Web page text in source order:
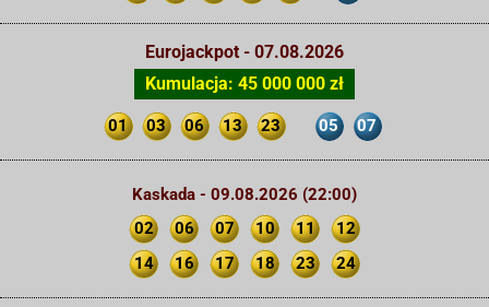
Eurojackpot - 07.08.2026
Kumulacja: 45 000 000 zł
01 03 06 13 23 05 07
Kaskada - 09.08.2026 (22:00)
02
06 07 10 11
12
14
16 17 18 23 24